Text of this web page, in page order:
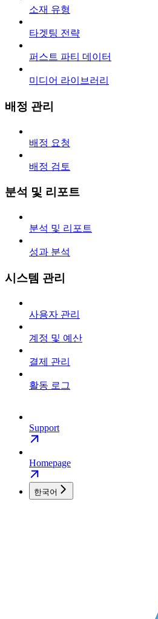
소재 유형
타겟팅 전략
퍼스트 파티 데이터
미디어 라이브러리
배정 관리
배정 요청
배정 검토
분석 및 리포트
분석 및 리포트
성과 분석
시스템 관리
사용자 관리
계정 및 예산
결제 관리
활동 로그
Support
Homepage
한국어